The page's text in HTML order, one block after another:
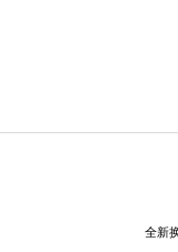
全新